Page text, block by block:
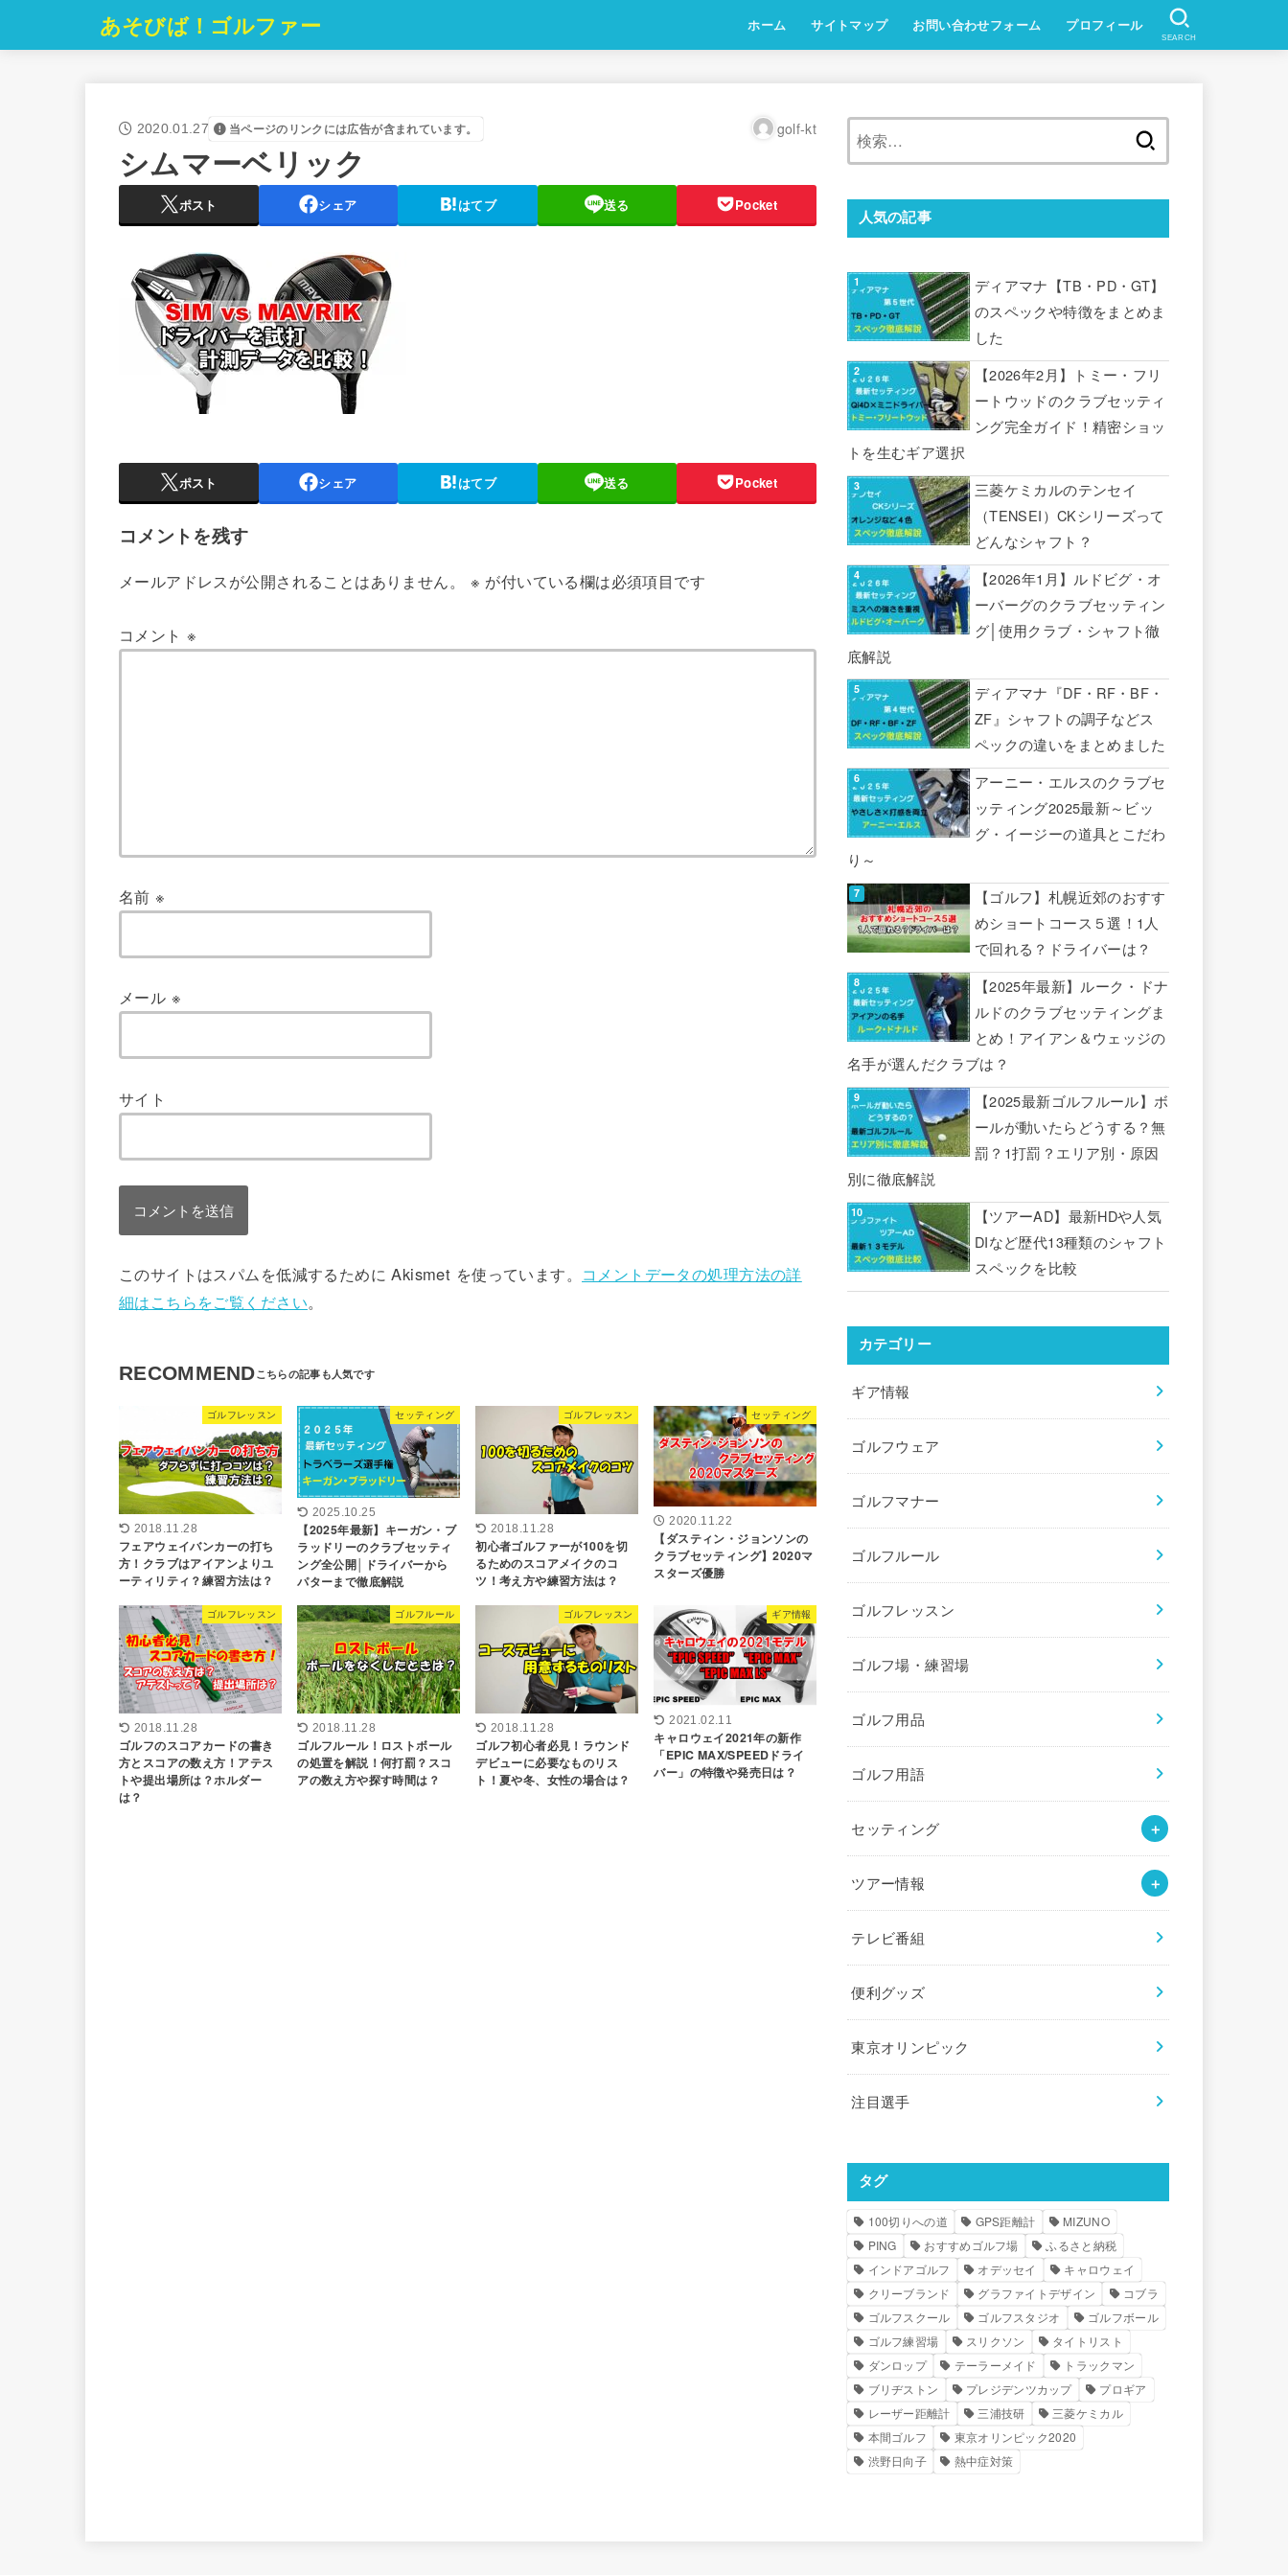
あそびば！ゴルファー ホーム サイトマップ お問い合わせフォーム プロフィール
SEARCH
2020.01.27 当ページのリンクには広告が含まれています。 golf-kt
シムマーベリック
ポスト シェア はてブ 送る Pocket
ポスト シェア はてブ 送る Pocket
コメントを残す
メールアドレスが公開されることはありません。 ※ が付いている欄は必須項目です
コメント※
名前※
メール ※
サイト
このサイトはスパムを低減するために Akismet を使っています。 コメントデータの処理方法の詳
細はこちらをご覧ください。
RECOMMEND
ゴルフレッスン
2018.11.28
フェアウェイバンカーの打ち
方！クラブはアイアンよりユ
ーティリティ？練習方法は？
セッティング
2025.10.25
【2025年最新】キーガン・ブ
ラッドリーのクラブセッティ
ング全公開│ドライバーから
パターまで徹底解説
ゴルフレッスン
2018.11.28
初心者ゴルファーが100を切
るためのスコアメイクのコ
ツ！考え方や練習方法は？
セッティング
2020.11.22
【ダスティン・ジョンソンの
クラブセッティング】2020マ
スターズ優勝
ゴルフレッスン
2018.11.28
ゴルフのスコアカードの書き
方とスコアの数え方！アテス
トや提出場所は？ホルダー
は？
ゴルフルール
2018.11.28
ゴルフルール！ロストボール
の処置を解説！何打罰？スコ
アの数え方や探す時間は？
ゴルフレッスン
2018.11.28
ゴルフ初心者必見！ラウンド
デビューに必要なものリス
ト！夏や冬、女性の場合は？
ギア情報
2021.02.11
キャロウェイ2021年の新作
「EPIC MAX/SPEEDドライ
バー」の特徴や発売日は？
人気の記事
ディアマナ【TB・PD・GT】
のスペックや特徴をまとめま
した
【2026年2月】トミー・フリ
ートウッドのクラブセッティ
ング完全ガイド！精密ショッ
トを生むギア選択
三菱ケミカルのテンセイ
（TENSEI）CKシリーズって
どんなシャフト？
【2026年1月】ルドビグ・オ
ーバーグのクラブセッティン
グ│使用クラブ・シャフト徹
底解説
ディアマナ『DF・RF・BF・
ZF』シャフトの調子などス
ペックの違いをまとめました
アーニー・エルスのクラブセ
ッティング2025最新～ビッ
グ・イージーの道具とこだわ
り～
【ゴルフ】札幌近郊のおすす
めショートコース５選！1人
で回れる？ドライバーは？
【2025年最新】ルーク・ドナ
ルドのクラブセッティングま
とめ！アイアン＆ウェッジの
名手が選んだクラブは？
【2025最新ゴルフルール】ボ
ールが動いたらどうする？無
罰？1打罰？エリア別・原因
別に徹底解説
【ツアーAD】最新HDや人気
DIなど歴代13種類のシャフト
スペックを比較
カテゴリー
ギア情報
ゴルフウェア
ゴルフマナー
ゴルフルール
ゴルフレッスン
ゴルフ場・練習場
ゴルフ用品
ゴルフ用語
セッティング
ツアー情報
テレビ番組
便利グッズ
東京オリンピック
注目選手
タグ
100切りへの道 GPS距離計
MIZUNO
PING
おすすめゴルフ場
ふるさと納税
インドアゴルフ
オデッセイ
キャロウェイ
クリーブランド
グラファイトデザイン
コブラ
ゴルフスクール
ゴルフスタジオ
ゴルフボール
ゴルフ練習場
スリクソン
タイトリスト
ダンロップ
テーラーメイド
トラックマン
ブリヂストン
プレジデンツカップ
プロギア
レーザー距離計
三浦技研
三菱ケミカル
本間ゴルフ
東京オリンピック2020
渋野日向子
熱中症対策